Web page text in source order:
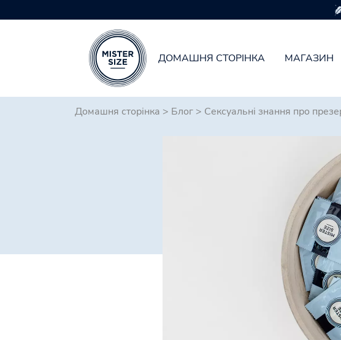
ДОМАШНЯ СТОРІНКА МАГАЗИН
Домашня сторінка > Блог > Сексуальні знання про